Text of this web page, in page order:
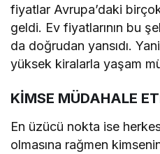
fiyatlar Avrupa’daki
geldi. Ev fiyatlarının bu
da doğrudan yansıdı.
yüksek kiralarla yaşam
KİMSE MÜDAHALE
En üzücü nokta ise
olmasına rağmen